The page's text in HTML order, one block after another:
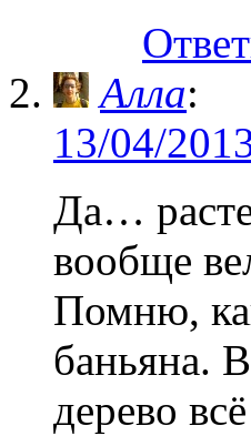
Алла:
13/04/
Да…
вообще
Помню,
баньяна.
дерево